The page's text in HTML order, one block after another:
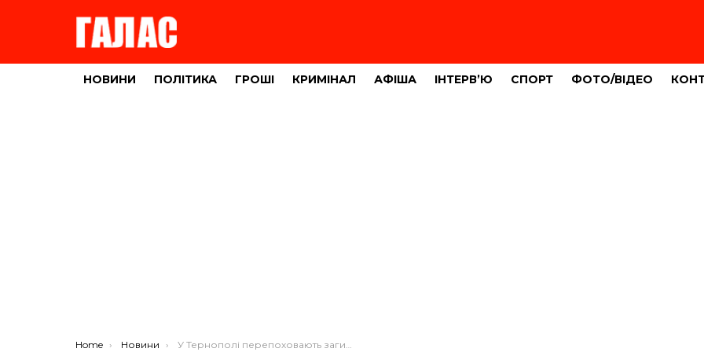
НОВИНИ ПОЛІТИКА ГРОШІ КРИМІНАЛ АФІША ІНТЕРВ’Ю СПОРТ ФОТО/ВІДЕО
You are here:
Home Новини У Тернополі перепоховають загиблого військового Анатолія Поколодіна